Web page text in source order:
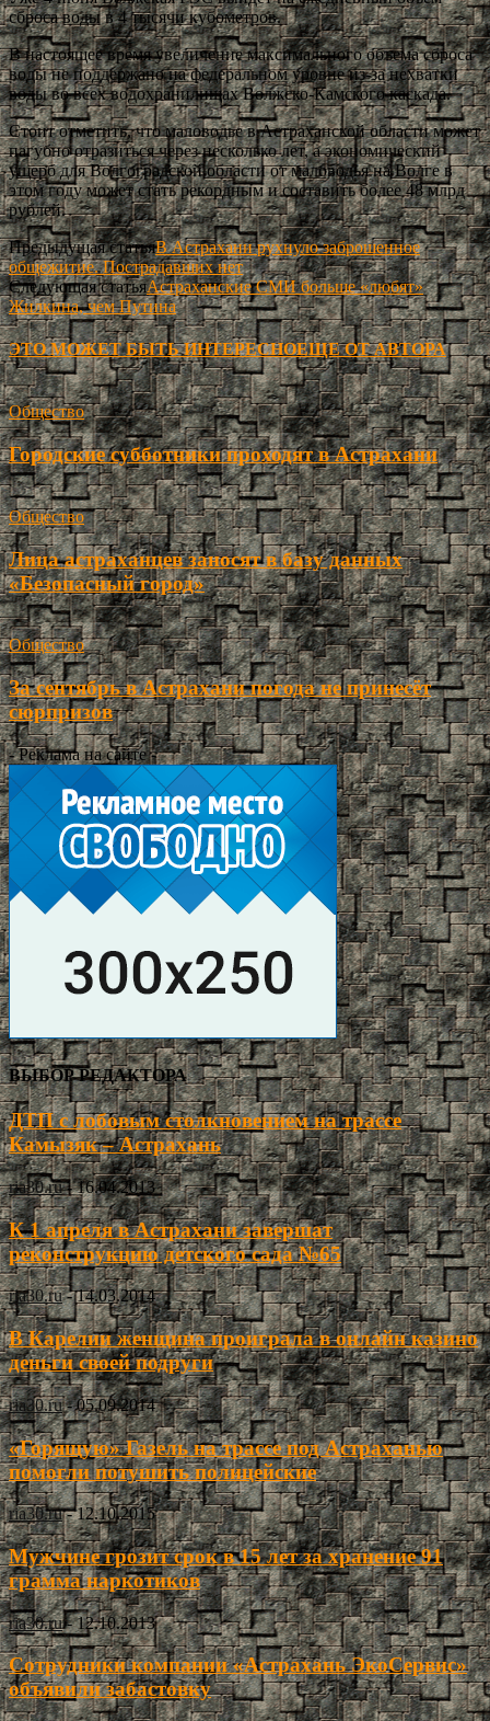
сброса воды в 4 тысячи кубометров.
В настоящее время увеличение максимального объема сброса
воды не поддержано на федеральном уровне из-за нехватки
воды во всех водохранилищах Волжско-Камского каскада.
Стоит отметить, что маловодье в Астраханской области может
пагубно отразиться через несколько лет, а экономический
ущерб для Волгоградской области от маловодья на Волге в
этом году может стать рекордным и составить более 48 млрд
рублей.
Предыдущая статьяВ Астрахани рухнуло заброшенное
общежитие. Пострадавших нет
Следующая статьяАстраханские СМИ больше «любят»
Жилкина, чем Путина
ЭТО МОЖЕТ БЫТЬ ИНТЕРЕСНОЕЩЕ ОТ АВТОРА
Общество
Городские субботники проходят в Астрахани
Общество
Лица астраханцев заносят в базу данных
«Безопасный город»
Общество
За сентябрь в Астрахани погода не принесёт
сюрпризов
- Реклама на сайте -
ВЫБОР РЕДАКТОРА
ДТП с лобовым столкновением на трассе
Камызяк – Астрахань
ria30.ru - 16.04.2013
К 1 апреля в Астрахани завершат
реконструкцию детского сада №65
ria30.ru - 14.03.2014
В Карелии женщина проиграла в онлайн казино
деньги своей подруги
ria30.ru - 05.09.2014
«Горящую» Газель на трассе под Астраханью
помогли потушить полицейские
ria30.ru - 12.10.2015
Мужчине грозит срок в 15 лет за хранение 91
грамма наркотиков
ria30.ru - 12.10.2013
Сотрудники компании «Астрахань ЭкоСервис»
объявили забастовку